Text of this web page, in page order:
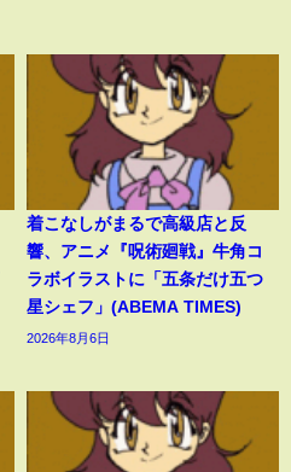
着こなしがまるで高級店と反
響、アニメ『呪術廻戦』牛角コ
ラボイラストに「五条だけ五つ
星シェフ」(ABEMA TIMES)
2026年8月6日